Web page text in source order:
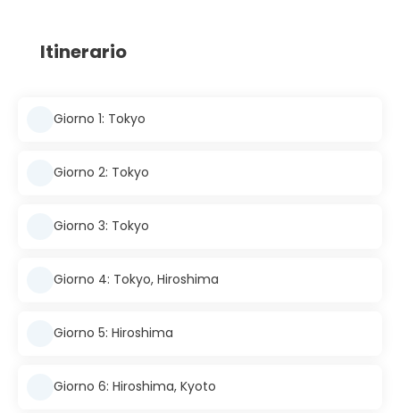
Itinerario
Giorno 1: Tokyo
Giorno 2: Tokyo
Giorno 3: Tokyo
Giorno 4: Tokyo, Hiroshima
Giorno 5: Hiroshima
Giorno 6: Hiroshima, Kyoto